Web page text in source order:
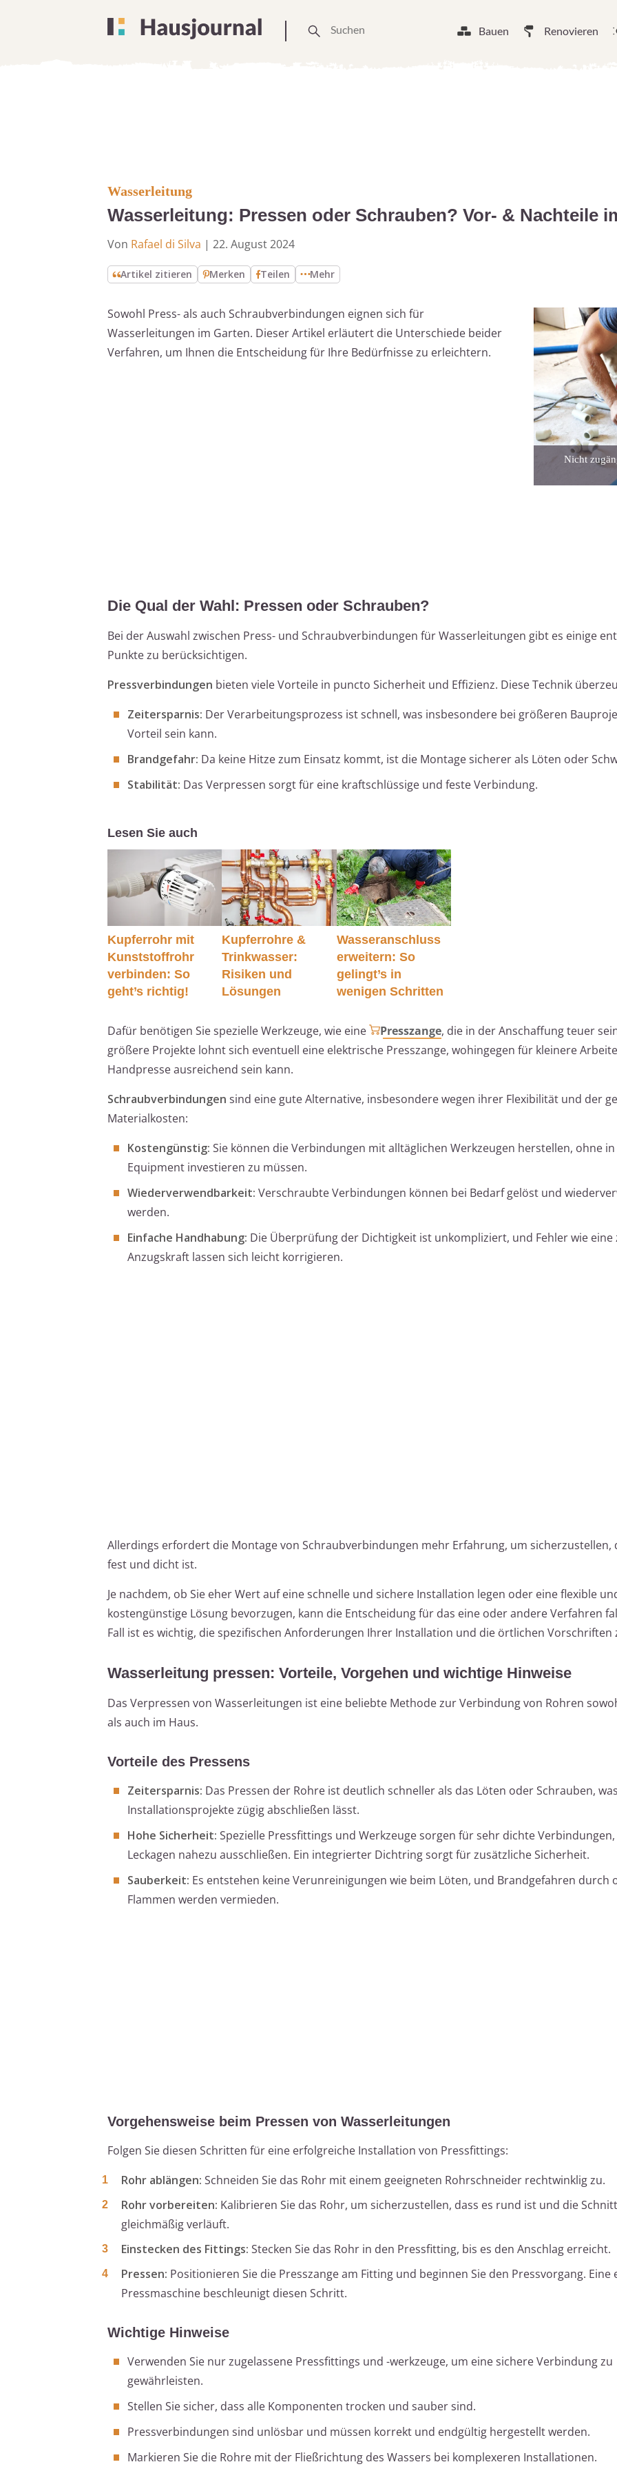
Bauen Renovieren
Wasserleitung
Wasserleitung: Pressen oder Schrauben? Vor- & Nachteile
Von Rafael di Silva | 22. August 2024
Artikel zitieren Merken Teilen Mehr
Sowohl Press- als auch Schraubverbindungen eignen sich für
Wasserleitungen im Garten. Dieser Artikel erläutert die Unterschiede beider
Verfahren, um Ihnen die Entscheidung für Ihre Bedürfnisse zu erleichtern.
Nicht
Die Qual der Wahl: Pressen oder Schrauben?
Bei der Auswahl zwischen Press- und Schraubverbindungen für Wasserleitungen gibt es einige
Punkte zu berücksichtigen.
Pressverbindungen bieten viele Vorteile in puncto Sicherheit und Effizienz. Diese Technik
Zeitersparnis: Der Verarbeitungsprozess ist schnell, was insbesondere bei größeren
Vorteil sein kann.
Brandgefahr: Da keine Hitze zum Einsatz kommt, ist die Montage sicherer als Löten oder
Stabilität: Das Verpressen sorgt für eine kraftschlüssige und feste Verbindung.
Lesen Sie auch
Kupferrohr mit
Kunststoffrohr
verbinden: So
geht’s richtig!
Kupferrohre &
Trinkwasser:
Risiken und
Lösungen
Wasseranschluss
erweitern: So
gelingt’s in
wenigen Schritten
Dafür benötigen Sie spezielle Werkzeuge, wie eine Presszange, die in der Anschaffung teuer
größere Projekte lohnt sich eventuell eine elektrische Presszange, wohingegen für kleinere
Handpresse ausreichend sein kann.
Schraubverbindungen sind eine gute Alternative, insbesondere wegen ihrer Flexibilität und der
Materialkosten:
Kostengünstig: Sie können die Verbindungen mit alltäglichen Werkzeugen herstellen, ohne in
Equipment investieren zu müssen.
Wiederverwendbarkeit: Verschraubte Verbindungen können bei Bedarf gelöst und
werden.
Einfache Handhabung: Die Überprüfung der Dichtigkeit ist unkompliziert, und Fehler wie eine
Anzugskraft lassen sich leicht korrigieren.
Allerdings erfordert die Montage von Schraubverbindungen mehr Erfahrung, um sicherzustellen,
fest und dicht ist.
Je nachdem, ob Sie eher Wert auf eine schnelle und sichere Installation legen oder eine flexible
kostengünstige Lösung bevorzugen, kann die Entscheidung für das eine oder andere Verfahren
Fall ist es wichtig, die spezifischen Anforderungen Ihrer Installation und die örtlichen Vorschriften
Wasserleitung pressen: Vorteile, Vorgehen und wichtige Hinweise
Das Verpressen von Wasserleitungen ist eine beliebte Methode zur Verbindung von Rohren
als auch im Haus.
Vorteile des Pressens
Zeitersparnis: Das Pressen der Rohre ist deutlich schneller als das Löten oder Schrauben,
Installationsprojekte zügig abschließen lässt.
Hohe Sicherheit: Spezielle Pressfittings und Werkzeuge sorgen für sehr dichte
Leckagen nahezu ausschließen. Ein integrierter Dichtring sorgt für zusätzliche Sicherheit.
Sauberkeit: Es entstehen keine Verunreinigungen wie beim Löten, und Brandgefahren durch
Flammen werden vermieden.
Vorgehensweise beim Pressen von Wasserleitungen
Folgen Sie diesen Schritten für eine erfolgreiche Installation von Pressfittings:
Rohr ablängen: Schneiden Sie das Rohr mit einem geeigneten Rohrschneider rechtwinklig zu.
Rohr vorbereiten: Kalibrieren Sie das Rohr, um sicherzustellen, dass es rund ist und die
gleichmäßig verläuft.
Einstecken des Fittings: Stecken Sie das Rohr in den Pressfitting, bis es den Anschlag erreicht.
Pressen: Positionieren Sie die Presszange am Fitting und beginnen Sie den Pressvorgang. Eine
Pressmaschine beschleunigt diesen Schritt.
Wichtige Hinweise
Verwenden Sie nur zugelassene Pressfittings und -werkzeuge, um eine sichere Verbindung zu
gewährleisten.
Stellen Sie sicher, dass alle Komponenten trocken und sauber sind.
Pressverbindungen sind unlösbar und müssen korrekt und endgültig hergestellt werden.
Markieren Sie die Rohre mit der Fließrichtung des Wassers bei komplexeren Installationen.